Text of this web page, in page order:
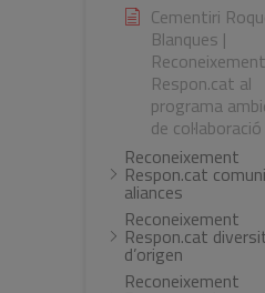
Cementiri
Blanques |
Reconeixement
Respon.cat al
programa
de
Reconeixement
Respon.cat
aliances
Reconeixement
Respon.cat
d’origen
Reconeixement